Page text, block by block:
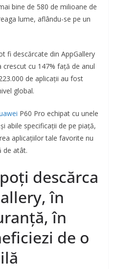
bine de 580 de milioane de
lume, aflându-se pe un
fi descărcate din AppGallery
cu 147% față de anul
de aplicații au fost
global.
P60 Pro echipat cu unele
abile specificații de pe piață,
aplicațiilor tale favorite nu
de atât.
descărca
în
în
de o